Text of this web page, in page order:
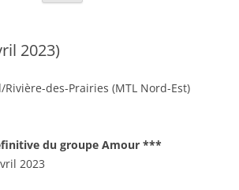
2023)
des-Prairies (MTL Nord-Est)
du groupe Amour ***
2023